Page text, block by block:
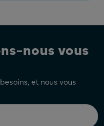
nous vous
et nous vous